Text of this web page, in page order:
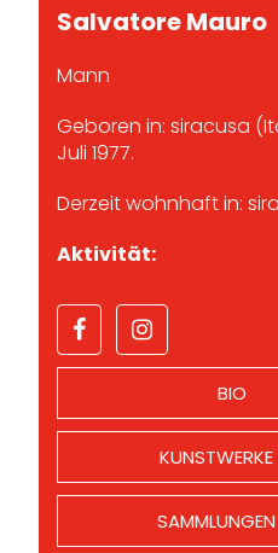
Salvatore Mauro
Mann
Geboren in: siracusa
Juli 1977.
Derzeit wohnhaft in:
Aktivität:
BIO